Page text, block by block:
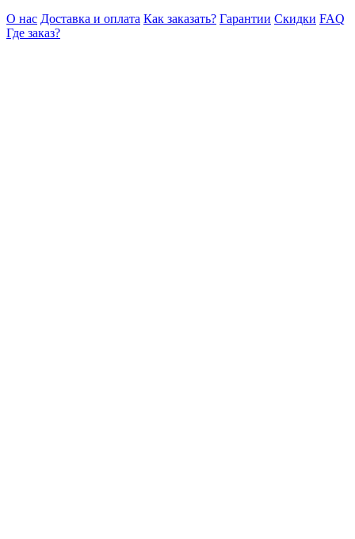
О нас Доставка и оплата Как заказать? Гарантии Скидки FAQ
Где заказ?